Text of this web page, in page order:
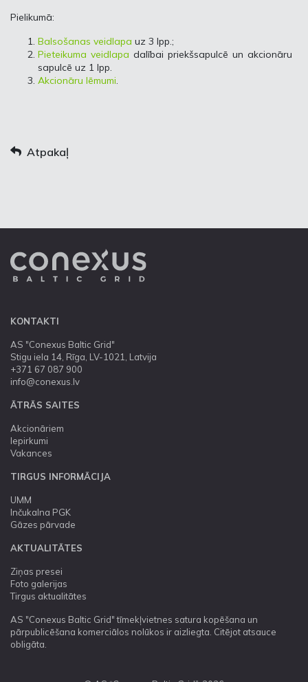
Pielikumā:
Balsošanas veidlapa uz 3 lpp.;
Pieteikuma veidlapa dalībai priekšsapulcē un akcionāru
sapulcē uz 1 lpp.
Akcionāru lēmumi.
Atpakaļ
KONTAKTI
AS "Conexus Baltic Grid"
Stigu iela 14, Rīga, LV-1021, Latvija
+371 67 087 900
info@conexus.lv
ĀTRĀS SAITES
Akcionāriem
Iepirkumi
Vakances
TIRGUS INFORMĀCIJA
UMM
Inčukalna PGK
Gāzes pārvade
AKTUALITĀTES
Ziņas presei
Foto galerijas
Tirgus aktualitātes
AS "Conexus Baltic Grid" tīmekļvietnes satura kopēšana un
pārpublicēšana komerciālos nolūkos ir aizliegta. Citējot atsauce
obligāta.